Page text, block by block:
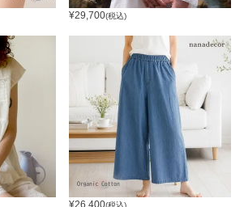
¥29,700(税込)
¥26,400(税込)